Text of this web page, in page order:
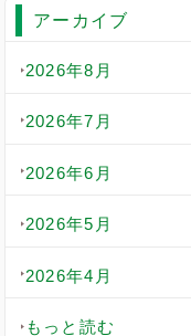
アーカイブ
2026年8月
2026年7月
2026年6月
2026年5月
2026年4月
もっと読む